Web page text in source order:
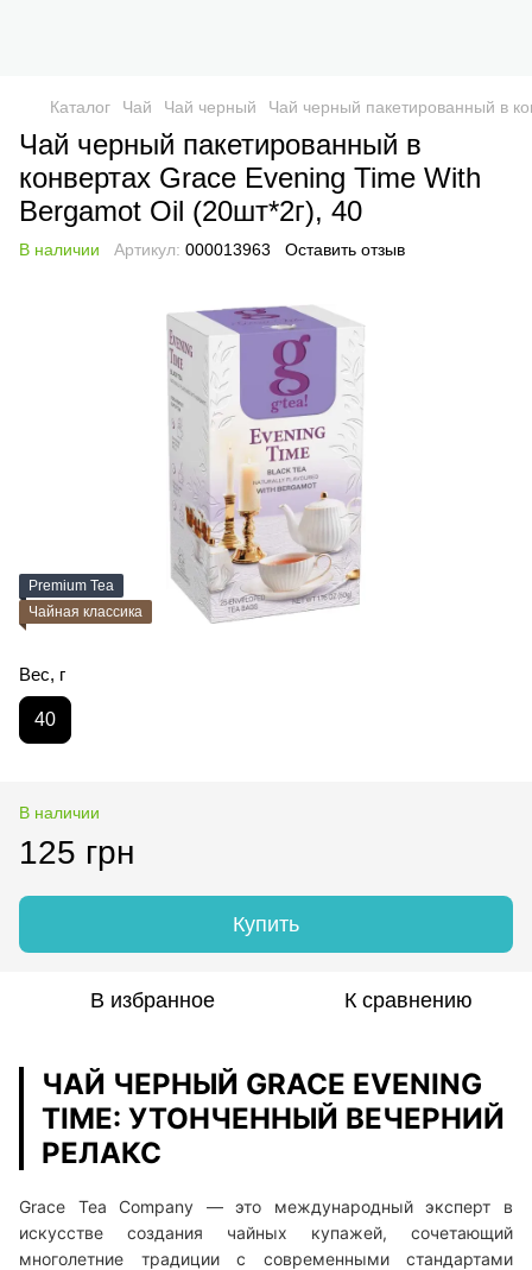
Каталог Чай Чай черный Чай черный пакетированный в
Чай черный пакетированный в
конвертах Grace Evening Time With
Bergamot Oil (20шт*2г), 40
В наличии Артикул: 000013963 Оставить отзыв
Premium Tea
Чайная классика
Вес, г
40
В наличии
125 грн
Купить
В избранное К сравнению
ЧАЙ ЧЕРНЫЙ GRACE EVENING
TIME: УТОНЧЕННЫЙ ВЕЧЕРНИЙ
РЕЛАКС
Grace Tea Company — это международный эксперт в
искусстве создания чайных купажей, сочетающий
многолетние традиции с современными стандартами